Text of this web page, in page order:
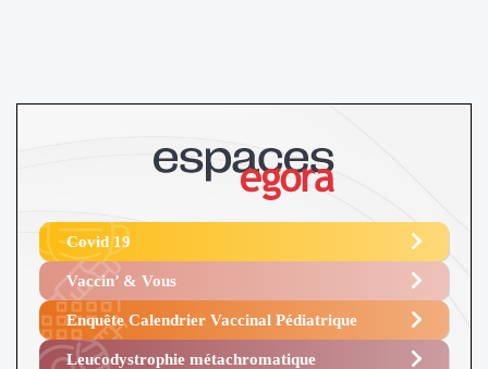
Covid 19
Vaccin’ & Vous
Enquête Calendrier Vaccinal Pédiatrique
Leucodystrophie métachromatique